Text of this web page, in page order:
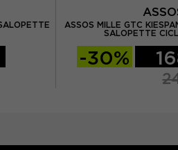
ASSOS MILLE GTC
SALOPETTE
-30%